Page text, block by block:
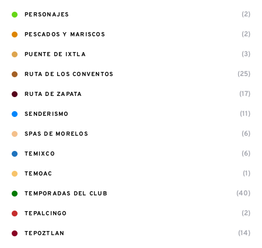
PERSONAJES (2)
PESCADOS Y MARISCOS (2)
PUENTE DE IXTLA (3)
RUTA DE LOS CONVENTOS (25)
RUTA DE ZAPATA (17)
SENDERISMO (11)
SPAS DE MORELOS (6)
TEMIXCO (6)
TEMOAC (1)
TEMPORADAS DEL CLUB (40)
TEPALCINGO (2)
TEPOZTLAN (14)